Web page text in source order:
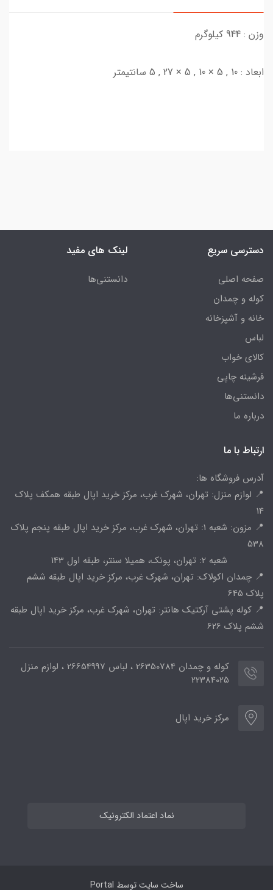
وزن : 944 کیلوگرم
ابعاد : 10 , 5 × 10 , 5 × 27 , 5 سانتیمتر
دسترسی سریع
صفحه اصلی
کوله و چمدان
خانه و آشپزخانه
لباس
کالای خواب
فرشینه چاپی
دانستنی‌ها
درباره ما
لینک های مفید
دانستنی‌ها
ارتباط با ما
آدرس فروشگاه ها:
📍 لوازم منزل: تهران، شهرک غرب، مرکز خرید اپال طبقه همکف پلاک
14
📍 مزون: شعبه 1: تهران، شهرک غرب، مرکز خرید اپال طبقه پنجم پلاک
538
شعبه 2: تهران، پونک، همیلا سنتر، طبقه اول 143
📍 چمدان اکولاک: تهران، شهرک غرب، مرکز خرید اپال طبقه ششم
پلاک 645
📍 کوله پشتی آرکتیک هانتر: تهران، شهرک غرب، مرکز خرید اپال طبقه
ششم پلاک 626
کوله و چمدان 26350784 ، لباس 26654997 ، لوازم منزل
22384025
مرکز خرید اپال
نماد اعتماد الکترونیک
ساخت سایت توسط Portal